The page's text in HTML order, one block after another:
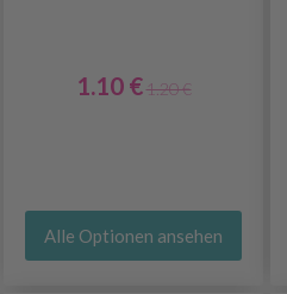
1.10 € 1.20 €
Alle Optionen ansehen